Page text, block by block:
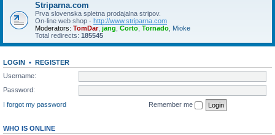
Striparna.com
Prva slovenska spletna prodajalna stripov.
On-line web shop - http://www.striparna.com
Moderators: TomDar, jang Corto Tornado Mioke
Total redirects: 185545
LOGIN • REGISTER
Username:
Password:
I forgot my password
Remember me
WHO IS ONLINE